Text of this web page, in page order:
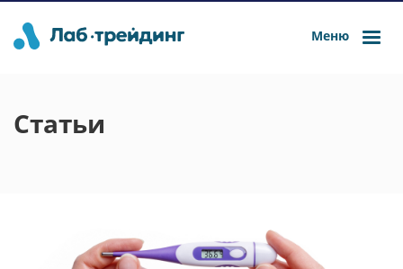
Меню
Статьи